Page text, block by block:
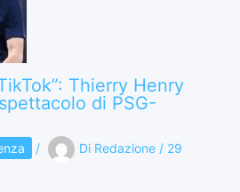
Thierry Henry
di PSG-
/ Di Redazione / 29